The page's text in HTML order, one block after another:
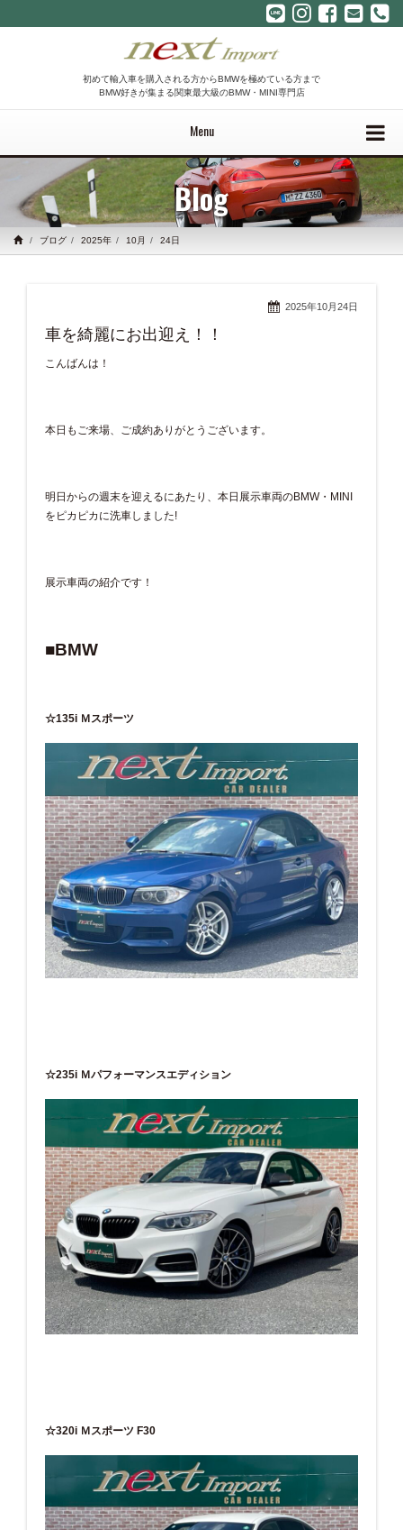
初めて輸入車を購入される方からBMWを極めている方まで
BMW好きが集まる関東最大級のBMW・MINI専門店
Menu
Blog
ブログ 2025年 10月 24日
2025年10月24日
車を綺麗にお出迎え！！
こんばんは！
本日もご来場、ご成約ありがとうございます。
明日からの週末を迎えるにあたり、本日展示車両のBMW・MINI
をピカピカに洗車しました!
展示車両の紹介です！
■BMW
☆135i Ｍスポーツ
☆235i Ｍパフォーマンスエディション
☆320i Ｍスポーツ F30